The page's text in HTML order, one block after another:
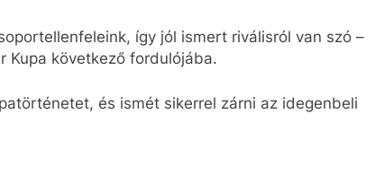
így jól ismert riválisról van szó –
Kupa következő fordulójába.
és ismét sikerrel zárni az idegenbeli